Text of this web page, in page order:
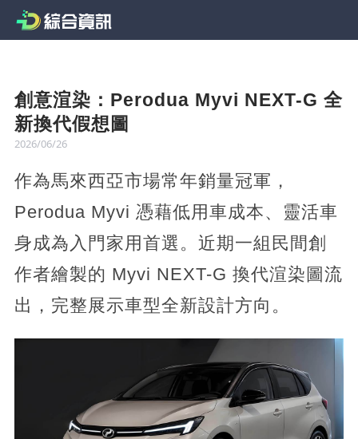
創意渲染：Perodua Myvi NEXT-G 全
新換代假想圖
2026/06/26
作為馬來西亞市場常年銷量冠軍，
Perodua Myvi 憑藉低用車成本、靈活車
身成為入門家用首選。近期一組民間創
作者繪製的 Myvi NEXT-G 換代渲染圖流
出，完整展示車型全新設計方向。